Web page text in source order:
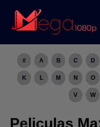
# A B C D
K L M N O
V W
Peliculas